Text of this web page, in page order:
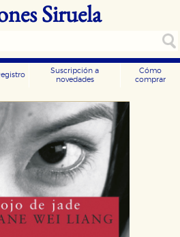
Siruela
Suscripción a
novedades
Cómo
comprar